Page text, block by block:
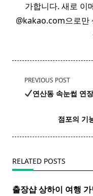
가합니다. 새로 이
@kakao.com으로만
<span
class="nav-
text">Page</span>
PREVIOUS POST
연산동 속눈썹 연장
점포의 기
RELATED POSTS
출장샵 상하이 여행